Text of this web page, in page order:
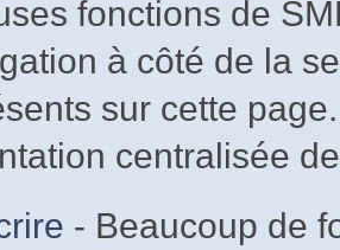
fonctions de
à côté de la
sur cette
centralisée
- Beaucoup de